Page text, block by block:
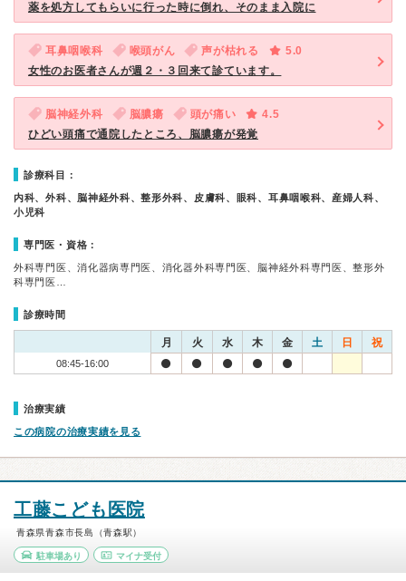
薬を処方してもらいに行った時に倒れ、そのまま入院に
耳鼻咽喉科 喉頭がん 声が枯れる
5.0
女性のお医者さんが週２・３回来て診ています。
脳神経外科 脳膿瘍 頭が痛い
4.5
ひどい頭痛で通院したところ、脳膿瘍が発覚
診療科目：
内科、外科、脳神経外科、整形外科、皮膚科、眼科、耳鼻咽喉科、産婦人科、
小児科
専門医・資格：
外科専門医、消化器病専門医、消化器外科専門医、脳神経外科専門医、整形外
科専門医…
診療時間
月 火 水 木 金 土 日 祝
08:45-16:00
治療実績
この病院の治療実績を見る
工藤こども医院
青森県青森市長島（青森駅）
駐車場あり マイナ受付